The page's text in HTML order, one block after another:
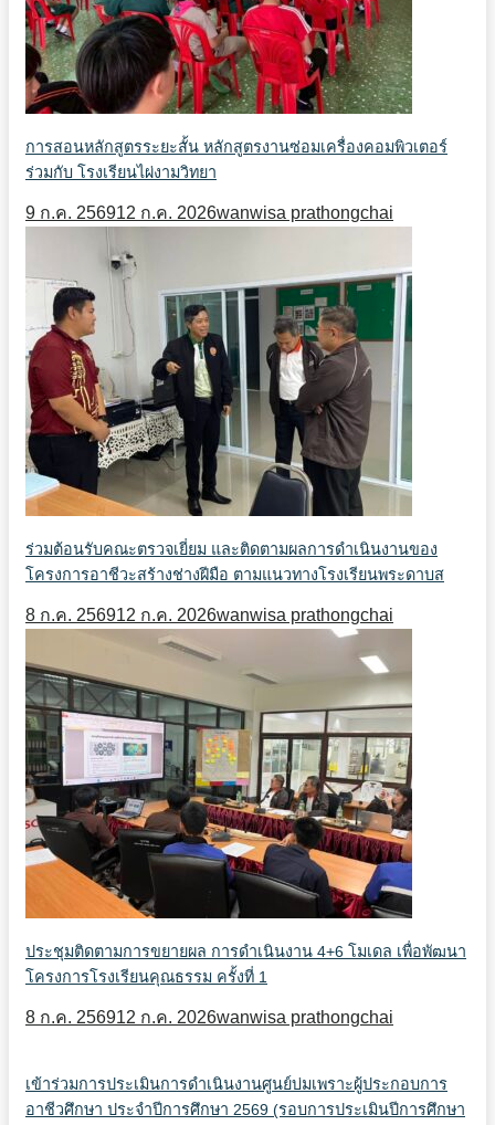
การสอนหลักสูตรระยะสั้น หลักสูตรงานซ่อมเครื่องคอมพิวเตอร์
ร่วมกับ โรงเรียนไผ่งามวิทยา
9 ก.ค. 256912 ก.ค. 2026wanwisa prathongchai
ร่วมต้อนรับคณะตรวจเยี่ยม และติดตามผลการดำเนินงานของ
โครงการอาชีวะสร้างช่างฝีมือ ตามแนวทางโรงเรียนพระดาบส
8 ก.ค. 256912 ก.ค. 2026wanwisa prathongchai
ประชุมติดตามการขยายผล การดำเนินงาน 4+6 โมเดล เพื่อพัฒนา
โครงการโรงเรียนคุณธรรม ครั้งที่ 1
8 ก.ค. 256912 ก.ค. 2026wanwisa prathongchai
เข้าร่วมการประเมินการดำเนินงานศูนย์บ่มเพราะผู้ประกอบการ
อาชีวศึกษา ประจำปีการศึกษา 2569 (รอบการประเมินปีการศึกษา